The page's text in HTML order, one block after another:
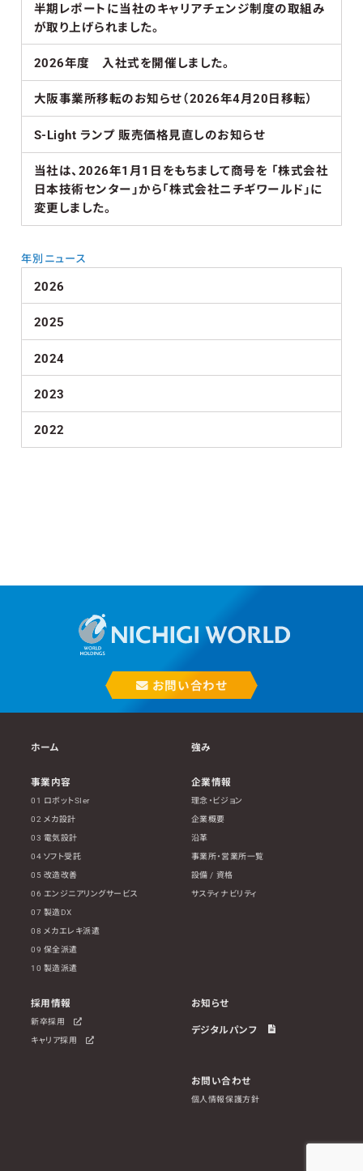
半期レポートに当社のキャリアチェンジ制度の取組み
が取り上げられました。
2026年度 入社式を開催しました。
大阪事業所移転のお知らせ（2026年4月20日移転）
S-Light ランプ 販売価格見直しのお知らせ
当社は、2026年1月1日をもちまして商号を 「株式会社
日本技術センター」から「株式会社ニチギワールド」に
変更しました。
年別ニュース
2026
2025
2024
2023
2022
お問い合わせ
ホーム 強み
事業内容
01 ロボットSIer
02 メカ設計
03 電気設計
04 ソフト受託
05 改造改善
06 エンジニアリングサービス
07 製造DX
08 メカエレキ派遣
09 保全派遣
10 製造派遣
企業情報
理念・ビジョン
企業概要
沿革
事業所・営業所一覧
設備 / 資格
サスティナビリティ
採用情報
新卒採用
キャリア採用
お知らせ
デジタルパンフ
お問い合わせ
個人情報保護方針